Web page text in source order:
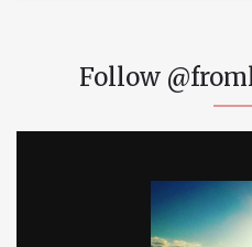
Follow